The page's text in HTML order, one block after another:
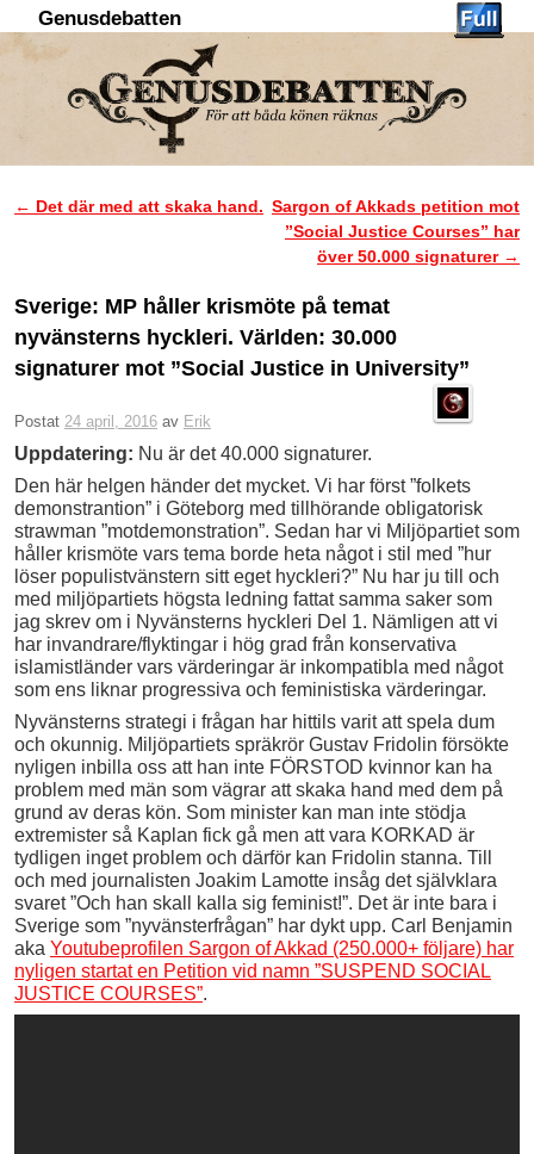
Genusdebatten
Inläggsnavigering
← Det där med att skaka hand. Sargon of Akkads petition mot
”Social Justice Courses” har
över 50.000 signaturer →
Sverige: MP håller krismöte på temat
nyvänsterns hyckleri. Världen: 30.000
signaturer mot ”Social Justice in University”
Postat 24 april, 2016 av Erik
Uppdatering: Nu är det 40.000 signaturer.
Den här helgen händer det mycket. Vi har först ”folkets
demonstrantion” i Göteborg med tillhörande obligatorisk
strawman ”motdemonstration”. Sedan har vi Miljöpartiet som
håller krismöte vars tema borde heta något i stil med ”hur
löser populistvänstern sitt eget hyckleri?” Nu har ju till och
med miljöpartiets högsta ledning fattat samma saker som
jag skrev om i Nyvänsterns hyckleri Del 1. Nämligen att vi
har invandrare/flyktingar i hög grad från konservativa
islamistländer vars värderingar är inkompatibla med något
som ens liknar progressiva och feministiska värderingar.
Nyvänsterns strategi i frågan har hittils varit att spela dum
och okunnig. Miljöpartiets spräkrör Gustav Fridolin försökte
nyligen inbilla oss att han inte FÖRSTOD kvinnor kan ha
problem med män som vägrar att skaka hand med dem på
grund av deras kön. Som minister kan man inte stödja
extremister så Kaplan fick gå men att vara KORKAD är
tydligen inget problem och därför kan Fridolin stanna. Till
och med journalisten Joakim Lamotte insåg det självklara
svaret ”Och han skall kalla sig feminist!”. Det är inte bara i
Sverige som ”nyvänsterfrågan” har dykt upp. Carl Benjamin
aka Youtubeprofilen Sargon of Akkad (250.000+ följare) har
nyligen startat en Petition vid namn ”SUSPEND SOCIAL
JUSTICE COURSES”.